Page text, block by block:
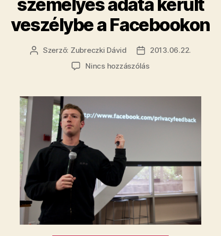
veszélybe a Facebookon
Bejegyzés
Szerző: Zubreczki Dávid
Bejegyzés
dátuma
2013.06.22.
Nincs hozzászólása(z)
személyes
került
bejegyzéshez